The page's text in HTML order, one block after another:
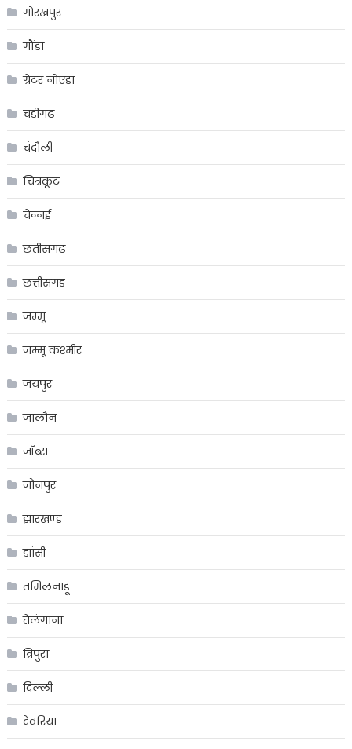
गोरखपुर
गौंडा
ग्रेटर नोएडा
चंडीगढ़
चंदौली
चित्रकूट
चेन्नई
छतीसगढ़
छत्तीसगड
जम्मू
जम्मू कश्मीर
जयपुर
जालौन
जॉब्स
जौनपुर
झारखण्ड
झांसी
तमिलनाडू
तेलंगाना
त्रिपुरा
दिल्ली
देवरिया